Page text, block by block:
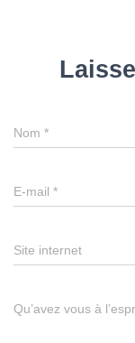
Nom *
E-mail *
Site internet
Qu’avez vous à